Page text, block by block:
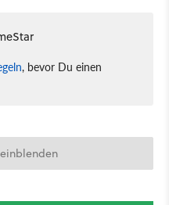
, bevor Du einen